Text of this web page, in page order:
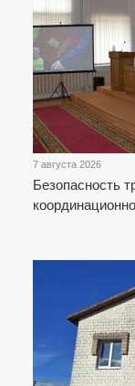
7 августа 2026
Безопасность